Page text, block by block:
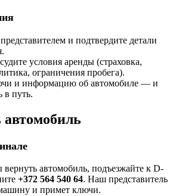
и подтвердите детали
условия аренды (страховка,
ограничения пробега).
и информацию об автомобиле — и
в путь.
вернуть автомобиль, подъезжайте к D-
+372 564 540 64. Наш представитель
и примет ключи.